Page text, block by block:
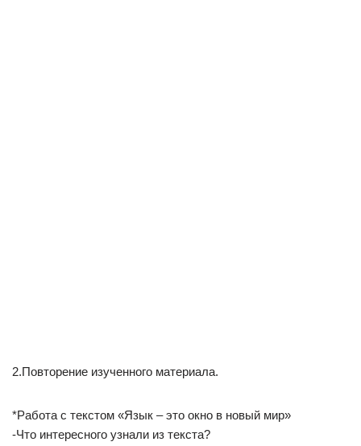
2.Повторение изученного материала.
*Работа с текстом «Язык – это окно в новый мир»
-Что интересного узнали из текста?